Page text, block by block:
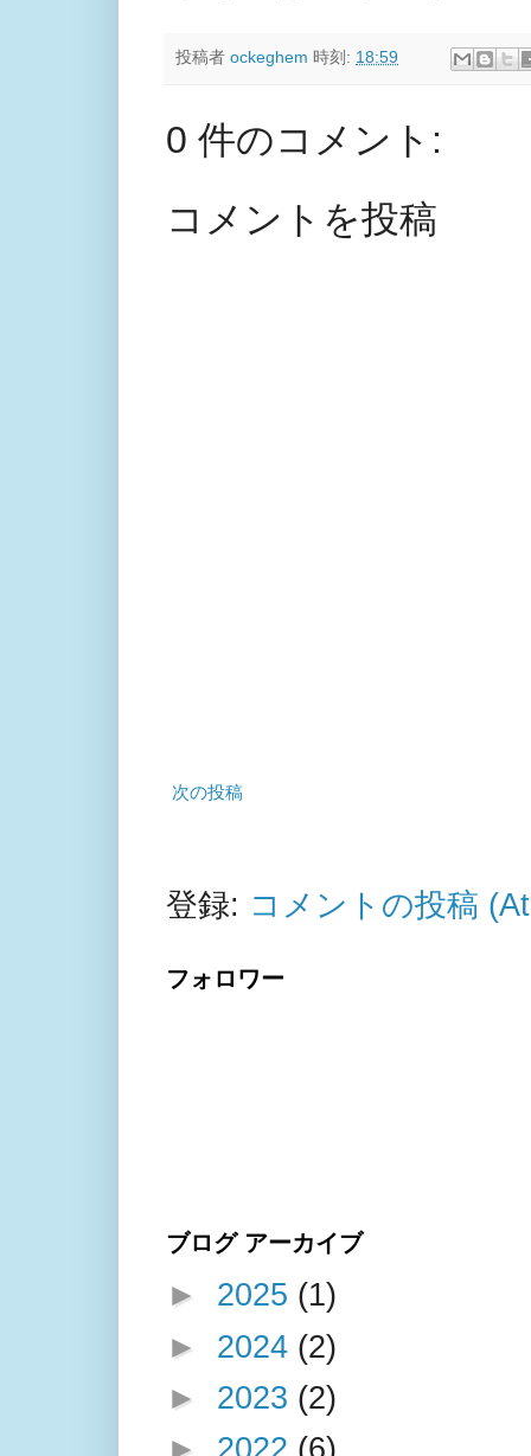
投稿者 ockeghem 時刻: 18:59
0 件のコメント:
コメントを投稿
次の投稿
登録: コメントの投稿
フォロワー
ブログ アーカイブ
► 2025 (1)
► 2024 (2)
► 2023 (2)
► 2022 (6)